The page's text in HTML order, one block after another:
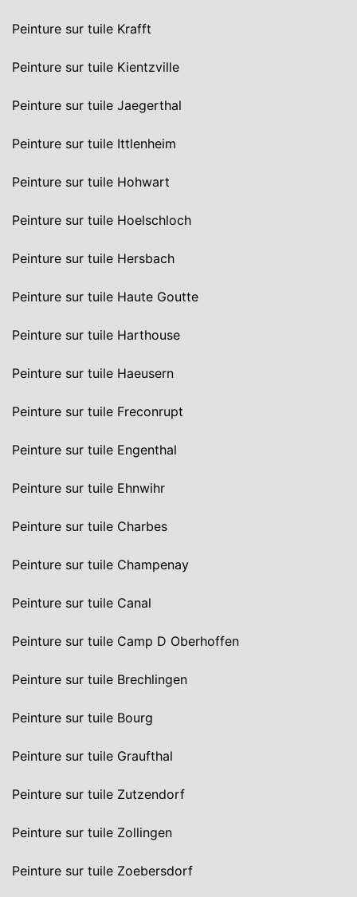
Peinture sur tuile Krafft
Peinture sur tuile Kientzville
Peinture sur tuile Jaegerthal
Peinture sur tuile Ittlenheim
Peinture sur tuile Hohwart
Peinture sur tuile Hoelschloch
Peinture sur tuile Hersbach
Peinture sur tuile Haute Goutte
Peinture sur tuile Harthouse
Peinture sur tuile Haeusern
Peinture sur tuile Freconrupt
Peinture sur tuile Engenthal
Peinture sur tuile Ehnwihr
Peinture sur tuile Charbes
Peinture sur tuile Champenay
Peinture sur tuile Canal
Peinture sur tuile Camp D Oberhoffen
Peinture sur tuile Brechlingen
Peinture sur tuile Bourg
Peinture sur tuile Graufthal
Peinture sur tuile Zutzendorf
Peinture sur tuile Zollingen
Peinture sur tuile Zoebersdorf